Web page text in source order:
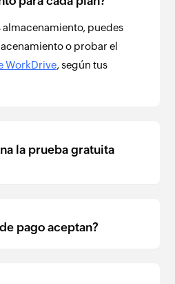
almacenamiento, puedes
o probar el
WorkDrive, según tus
la prueba gratuita
pago aceptan?